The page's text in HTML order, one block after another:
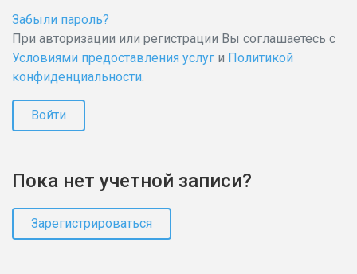
Забыли пароль?
При авторизации или регистрации Вы соглашаетесь с
Условиями предоставления услуг и Политикой
конфиденциальности.
Войти
Пока нет учетной записи?
Зарегистрироваться